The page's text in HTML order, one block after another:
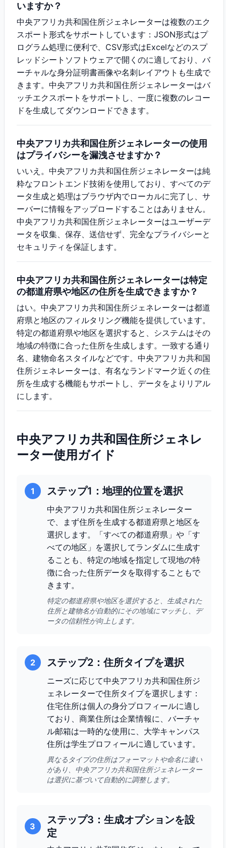
いますか？
中央アフリカ共和国住所ジェネレーターは複数のエク
スポート形式をサポートしています：JSON形式はプ
ログラム処理に便利で、CSV形式はExcelなどのスプ
レッドシートソフトウェアで開くのに適しており、バ
ーチャルな身分証明書画像や名刺レイアウトも生成で
きます。中央アフリカ共和国住所ジェネレーターはバ
ッチエクスポートをサポートし、一度に複数のレコー
ドを生成してダウンロードできます。
中央アフリカ共和国住所ジェネレーターの使用
はプライバシーを漏洩させますか？
いいえ。中央アフリカ共和国住所ジェネレーターは純
粋なフロントエンド技術を使用しており、すべてのデ
ータ生成と処理はブラウザ内でローカルに完了し、サ
ーバーに情報をアップロードすることはありません。
中央アフリカ共和国住所ジェネレーターはユーザーデ
ータを収集、保存、送信せず、完全なプライバシーと
セキュリティを保証します。
中央アフリカ共和国住所ジェネレーターは特定
の都道府県や地区の住所を生成できますか？
はい。中央アフリカ共和国住所ジェネレーターは都道
府県と地区のフィルタリング機能を提供しています。
特定の都道府県や地区を選択すると、システムはその
地域の特徴に合った住所を生成します。一致する通り
名、建物命名スタイルなどです。中央アフリカ共和国
住所ジェネレーターは、有名なランドマーク近くの住
所を生成する機能もサポートし、データをよりリアル
にします。
中央アフリカ共和国住所ジェネレ
ーター使用ガイド
1 ステップ1：地理的位置を選択
中央アフリカ共和国住所ジェネレーター
で、まず住所を生成する都道府県と地区を
選択します。「すべての都道府県」や「す
べての地区」を選択してランダムに生成す
ることも、特定の地域を指定して現地の特
徴に合った住所データを取得することもで
きます。
特定の都道府県や地区を選択すると、生成された
住所と建物名が自動的にその地域にマッチし、デ
ータの信頼性が向上します。
2 ステップ2：住所タイプを選択
ニーズに応じて中央アフリカ共和国住所ジ
ェネレーターで住所タイプを選択します：
住宅住所は個人の身分プロフィールに適し
ており、商業住所は企業情報に、バーチャ
ル邮箱は一時的な使用に、大学キャンパス
住所は学生プロフィールに適しています。
異なるタイプの住所はフォーマットや命名に違い
があり、中央アフリカ共和国住所ジェネレーター
は選択に基づいて自動的に調整します。
3
ステップ3：生成オプションを設
定